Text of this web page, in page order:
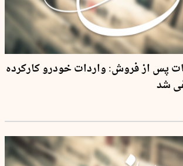
پس از فروش: واردات خودرو کارکرده
شد